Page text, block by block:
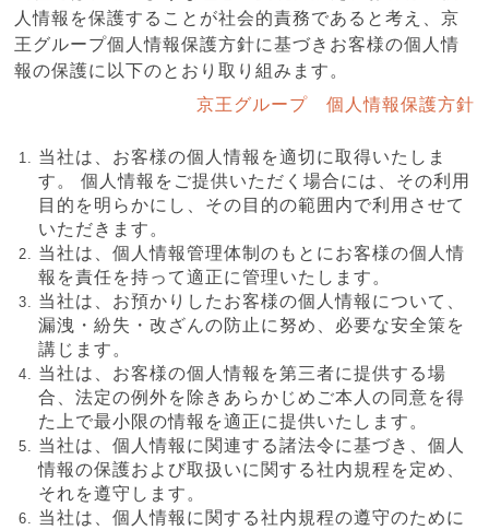
人情報を保護することが社会的責務であると考え、京
王グループ個人情報保護方針に基づきお客様の個人情
報の保護に以下のとおり取り組みます。
京王グループ 個人情報保護方針
当社は、お客様の個人情報を適切に取得いたしま
す。 個人情報をご提供いただく場合には、その利用
目的を明らかにし、その目的の範囲内で利用させて
いただきます。
当社は、個人情報管理体制のもとにお客様の個人情
報を責任を持って適正に管理いたします。
当社は、お預かりしたお客様の個人情報について、
漏洩・紛失・改ざんの防止に努め、必要な安全策を
講じます。
当社は、お客様の個人情報を第三者に提供する場
合、法定の例外を除きあらかじめご本人の同意を得
た上で最小限の情報を適正に提供いたします。
当社は、個人情報に関連する諸法令に基づき、個人
情報の保護および取扱いに関する社内規程を定め、
それを遵守します。
当社は、個人情報に関する社内規程の遵守のために